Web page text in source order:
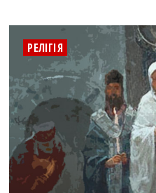
РЕЛІГІЯ